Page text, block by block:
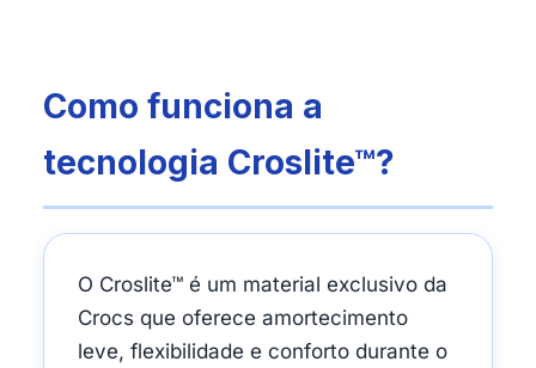
Como funciona a
tecnologia Croslite™?
O Croslite™ é um material exclusivo da
Crocs que oferece amortecimento
leve, flexibilidade e conforto durante o